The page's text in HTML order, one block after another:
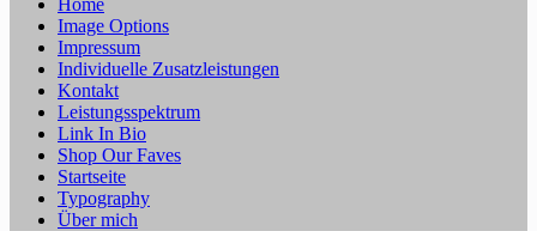
Home
Image Options
Impressum
Individuelle Zusatzleistungen
Kontakt
Leistungsspektrum
Link In Bio
Shop Our Faves
Startseite
Typography
Über mich